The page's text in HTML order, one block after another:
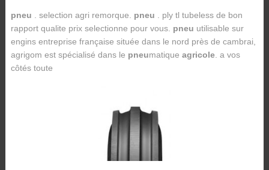
pneu . selection agri remorque. pneu . ply tl tubeless de bon
rapport qualite prix selectionne pour vous. pneu utilisable sur
engins entreprise française située dans le nord près de cambrai,
agrigom est spécialisé dans le pneumatique agricole. a vos
côtés toute